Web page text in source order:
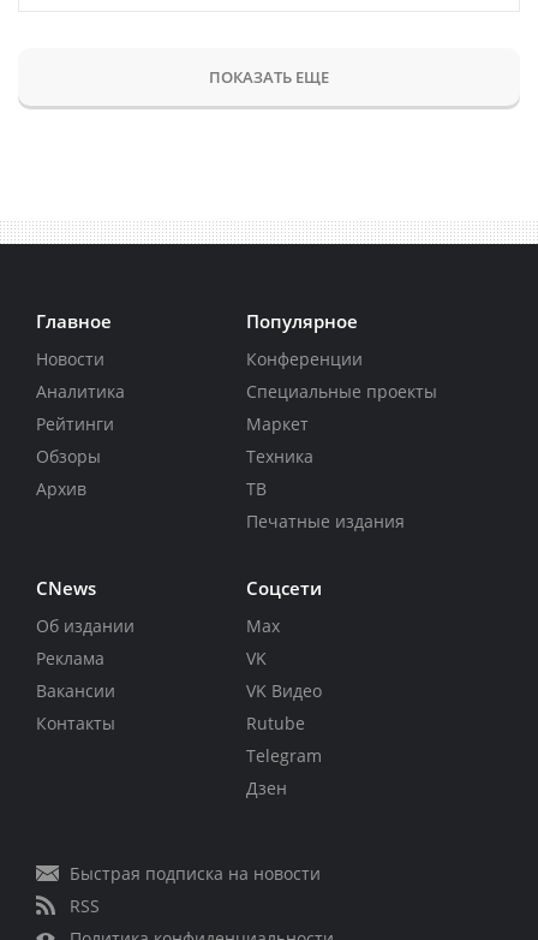
ПОКАЗАТЬ ЕЩЕ
Главное
Новости
Аналитика
Рейтинги
Обзоры
Архив
Популярное
Конференции
Специальные проекты
Маркет
Техника
ТВ
Печатные издания
CNews
Об издании
Реклама
Вакансии
Контакты
Соцсети
Max
VK
VK Видео
Rutube
Telegram
Дзен
Быстрая подписка на новости
RSS